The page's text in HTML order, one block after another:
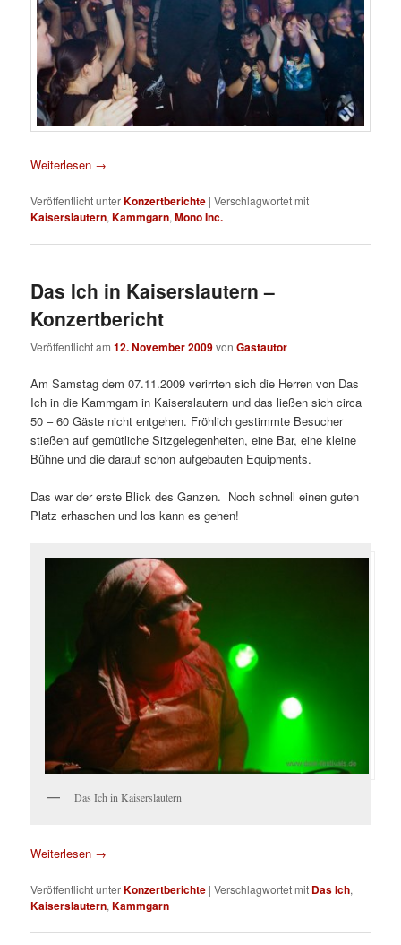
Weiterlesen →
Veröffentlicht unterKonzertberichte |Verschlagwortet mit
Kaiserslautern,Kammgarn,Mono Inc.
Das Ich in Kaiserslautern –
Konzertbericht
Veröffentlicht am12. November 2009vonGastautor
Am Samstag dem 07.11.2009 verirrten sich die Herren von Das
Ich in die Kammgarn in Kaiserslautern und das ließen sich circa
50 – 60 Gäste nicht entgehen. Fröhlich gestimmte Besucher
stießen auf gemütliche Sitzgelegenheiten, eine Bar, eine kleine
Bühne und die darauf schon aufgebauten Equipments.
Das war der erste Blick des Ganzen. Noch schnell einen guten
Platz erhaschen und los kann es gehen!
Das Ich in Kaiserslautern
Weiterlesen →
Veröffentlicht unterKonzertberichte |Verschlagwortet mit Das Ich,
Kaiserslautern,Kammgarn